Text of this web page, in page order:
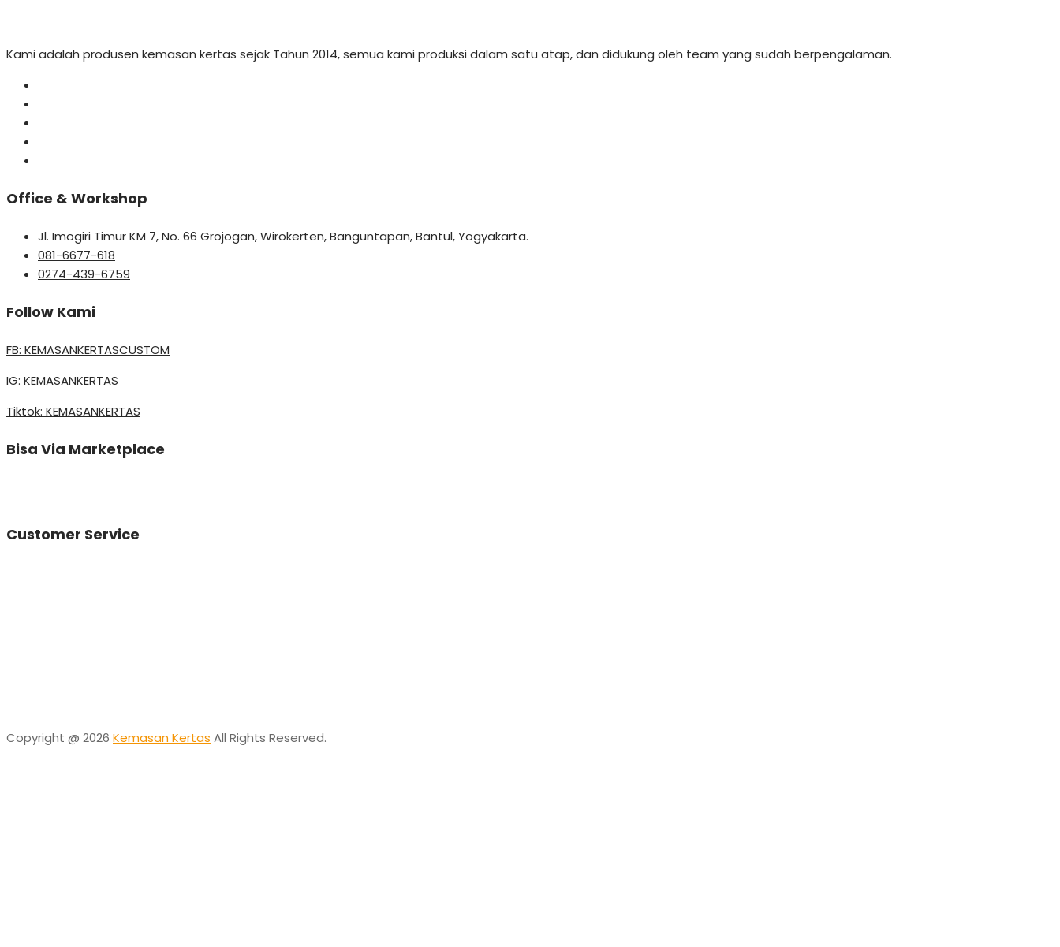
Kami adalah produsen kemasan kertas sejak Tahun 2014, semua kami produksi dalam satu atap, dan didukung oleh team yang sudah berpengalaman.
Office & Workshop
Jl. Imogiri Timur KM 7, No. 66 Grojogan, Wirokerten, Banguntapan, Bantul, Yogyakarta.
081-6677-618
0274-439-6759
Follow Kami
FB: KEMASANKERTASCUSTOM
IG: KEMASANKERTAS
Tiktok: KEMASANKERTAS
Bisa Via Marketplace
Customer Service
Copyright @ 2026 Kemasan Kertas All Rights Reserved.